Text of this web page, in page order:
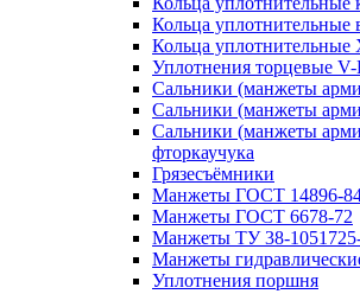
Кольца уплотнительные
Кольца уплотнительные
Уплотнения торцевые
Сальники (манжеты
Сальники (манжеты
Сальники (манжеты
фторкаучука
Грязесъёмники
Манжеты ГОСТ 14896-
Манжеты ГОСТ 6678-72
Манжеты ТУ 38-
Манжеты
Уплотнения поршня